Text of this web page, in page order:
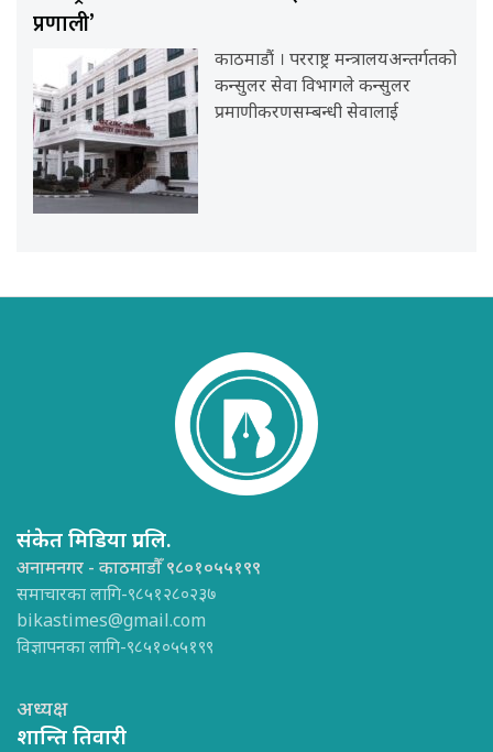
प्रणाली’
काठमाडौं । परराष्ट्र मन्त्रालयअन्तर्गतको
कन्सुलर सेवा विभागले कन्सुलर
प्रमाणीकरणसम्बन्धी सेवालाई
संकेत मिडिया प्रा.लि.
अनामनगर - काठमाडौँ ९८०१०५५१९९
समाचारका लागि-९८५१२८०२३७
bikastimes@gmail.com
विज्ञापनका लागि-९८५१०५५१९९
अध्यक्ष
शान्ति तिवारी